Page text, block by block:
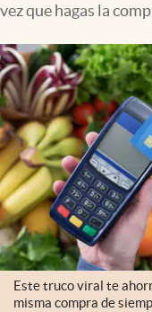
vez que hagas la
Este truco viral te
misma compra de